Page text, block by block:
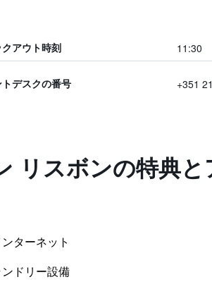
アウト時刻 11:30
トデスクの番号 +351
リスボンの特典と
ターネット
ドリー設備